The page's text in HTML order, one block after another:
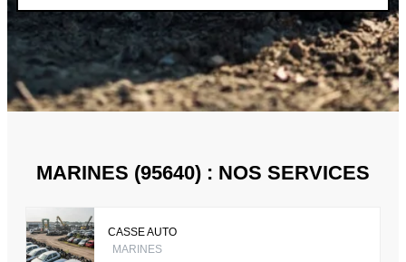
MARINES (95640) : NOS SERVICES
CASSE AUTO
MARINES